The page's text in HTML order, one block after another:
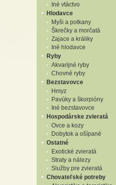
Iné vtáctvo
Hlodavce
Myši a potkany
Škrečky a morčatá
Zajace a králiky
Iné hlodavce
Ryby
Akvarijné ryby
Chovné ryby
Bezstavovce
Hmyz
Pavúky a škorpióny
Iné bezstavovce
Hospodárske zvieratá
Ovce a kozy
Dobytok a ošípané
Ostatné
Exotické zvieratá
Straty a nálezy
Služby pre zvieratá
Chovateľské potreby